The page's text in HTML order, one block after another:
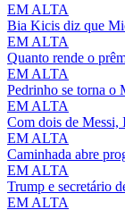
EM ALTA
Bia Kicis diz que
EM ALTA
Quanto rende o
EM ALTA
Pedrinho se torna o
EM ALTA
Com dois de Messi,
EM ALTA
Caminhada abre
EM ALTA
Trump e secretário
EM ALTA